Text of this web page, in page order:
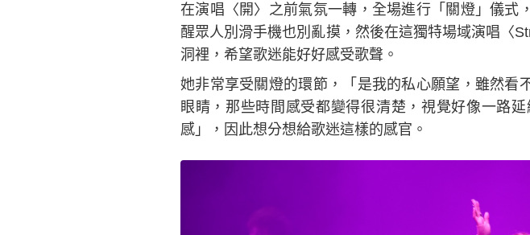
在演唱〈開〉之前氣氛一轉，全場進行「關燈」儀式
醒眾人別滑手機也別亂摸，然後在這獨特場域演唱〈
洞裡，希望歌迷能好好感受歌聲。
她非常享受關燈的環節，「是我的私心願望，雖然看
眼睛，那些時間感受都變得很清楚，視覺好像一路
感」，因此想分想給歌迷這樣的感官。